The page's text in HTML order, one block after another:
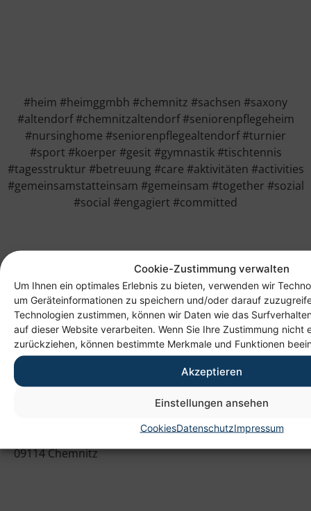
Cookie-Zustimmung verwalten
Um Ihnen ein optimales Erlebnis zu bieten, verwenden wir
um Geräteinformationen zu speichern und/oder darauf
Technologien zustimmen, können wir Daten wie das
auf dieser Website verarbeiten. Wenn Sie Ihre Zustimmung nicht
zurückziehen, können bestimmte Merkmale und Funktionen
Akzeptieren
Einstellungen ansehen
CookiesDatenschutzImpressum
#heim #heimggmbh #chemnitz #sachsen #saxony
#altendorf #chemnitzaltendorf #seniorenpflegeheim
#nursinghome #seniorenpflegealtendorf #turnier
#sport #koerper #gesit #gymnastik #tischtennis
#tagesstruktur #betreuung #care #aktivitäten #activities
#gemeinsamstatteinsam #gemeinsam #together #sozial
#social #engagiert #committed
Anschrift
09114 Chemnitz